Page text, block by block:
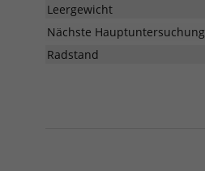
Leergewicht
Nächste Hauptuntersuchung
Radstand